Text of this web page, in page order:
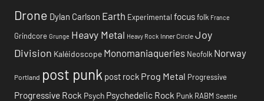
Drone Dylan Carlson Earth Experimental focusfolk France
Grindcore Grunge Heavy Metal Heavy Rock Inner Circle Joy
Division Kaléidoscope Monomaniaqueries Neofolk Norway
Portland post punk post rock Prog Metal Progressive
Progressive Rock Psych Psychedelic Rock Punk RABM Seattle